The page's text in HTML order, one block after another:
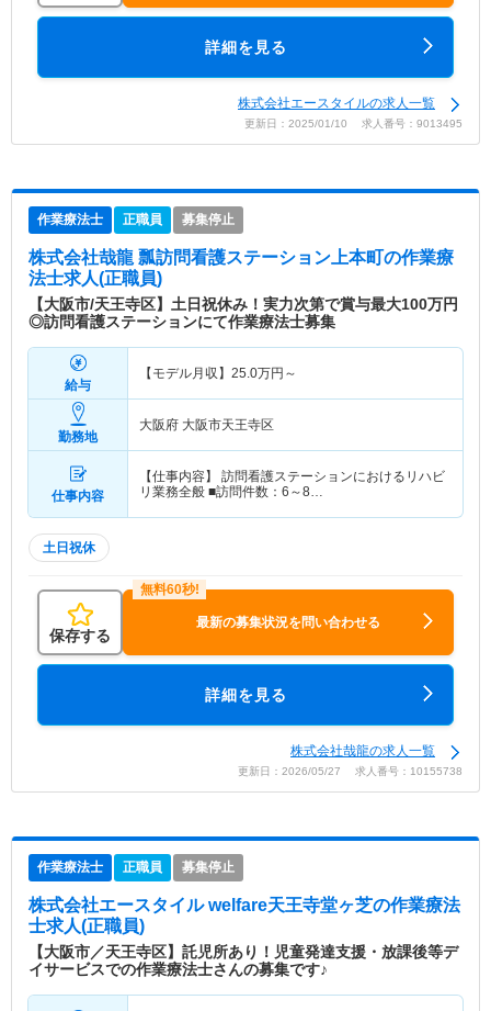
詳細を見る
株式会社エースタイルの求人一覧
更新日：2025/01/10 求人番号：9013495
作業療法士 正職員 募集停止
株式会社哉龍 瓢訪問看護ステーション上本町の作業療
法士求人(正職員)
【大阪市/天王寺区】土日祝休み！実力次第で賞与最大100万円
◎訪問看護ステーションにて作業療法士募集
給与
【モデル月収】 25.0万円～
勤務地
大阪府 大阪市天王寺区
仕事内容
【仕事内容】 訪問看護ステーションにおけるリハビ
リ業務全般 ■訪問件数：6～8…
土日祝休
保存する
最新の募集状況を問い合わせる
詳細を見る
株式会社哉龍の求人一覧
更新日：2026/05/27 求人番号：10155738
作業療法士 正職員 募集停止
株式会社エースタイル welfare天王寺堂ヶ芝の作業療法
士求人(正職員)
【大阪市／天王寺区】託児所あり！児童発達支援・放課後等デ
イサービスでの作業療法士さんの募集です♪